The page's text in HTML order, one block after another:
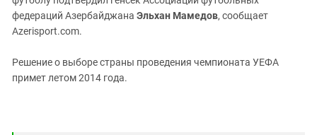
федераций Азербайджана Эльхан Мамедов, сообщает
Аzerisport.com.
Решение о выборе страны проведения чемпионата УЕФА
примет летом 2014 года.